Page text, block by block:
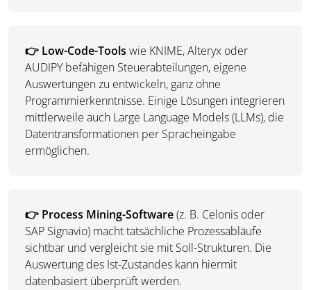
👉 Low-Code-Tools wie KNIME, Alteryx oder
AUDIPY befähigen Steuerabteilungen, eigene
Auswertungen zu entwickeln, ganz ohne
Programmierkenntnisse. Einige Lösungen integrieren
mittlerweile auch Large Language Models (LLMs), die
Datentransformationen per Spracheingabe
ermöglichen.
👉 Process Mining-Software(z. B. Celonis oder
SAP Signavio) macht tatsächliche Prozessabläufe
sichtbar und vergleicht sie mit Soll-Strukturen. Die
Auswertung des Ist-Zustandes kann hiermit
datenbasiert überprüft werden.